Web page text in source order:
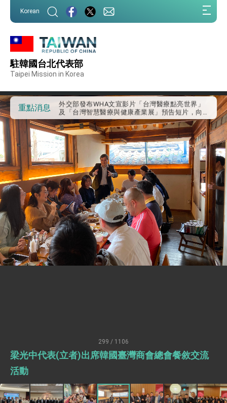
Korean
駐韓國台北代表部
Taipei Mission in Korea
重點消息
外交部重要言論
我國政府將在美國亞利桑納州設立「駐鳳凰城辦
事處」，進一步深化台美交流合作
經驗為亞太醫療照護發展開創新里程碑
外交部發布WHA文宣影片「台灣醫療點亮世界」
及「台灣智慧醫療與健康產業展」預告短片，向
世界展現台灣守護全球健康的創新能量
總統出訪史瓦帝尼返國談話 強調臺灣人有權利
走向世界 盼與理念相近國家共同維護國際秩序
堅定走向世界 賴總統抵達史瓦帝尼王國進行國是
訪問
總統與五院院長新春茶敘 盼化分歧為團結、為
國家邁出合作第一步
總統農曆春節談話
台美貿易協議完成簽署達成6大目標、創5大歷史
性突破 總統強調將以3大面向加速臺灣經濟轉型
升級 籲請立院全力支持並盡速通過
臺美簽署「對等貿易協定」確立對等關稅15%且不
疊加 我輸美2072項產品豁免對等關稅
總統接受「法新社」（AFP）專訪內容
外交部長林佳龍於《外交事務》撰文指出：自由
外交部長林佳龍午宴歡迎美國聯邦參議員蓋耶哥
訪問團
臺美經貿談判獲階段性成果 卓揆期勉爭取時間完
成「臺美對等貿易協定」簽署
299 / 1106
梁光中代表(立者)出席韓國臺灣商會總會餐敘交流
活動